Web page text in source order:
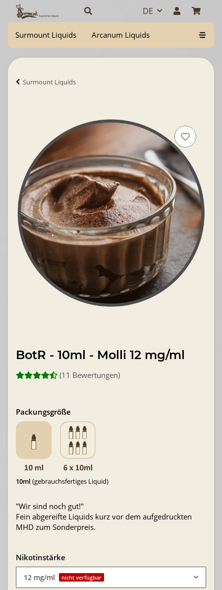
DE
Surmount Liquids Arcanum Liquids
Surmount Liquids
BotR - 10ml - Molli 12 mg/ml
(11 Bewertungen)
Packungsgröße
10ml (gebrauchsfertiges Liquid)
"Wir sind noch gut!"
Fein abgereifte Liquids kurz vor dem aufgedruckten
MHD zum Sonderpreis.
Nikotinstärke
12 mg/ml nicht verfügbar